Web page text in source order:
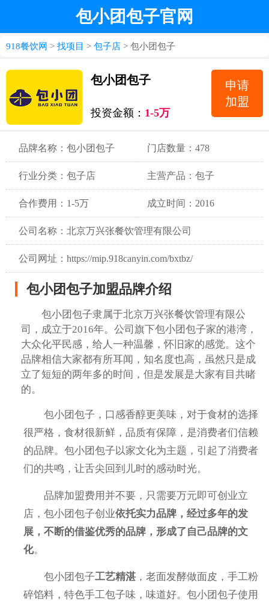
包小团包子官网
918餐饮网 > 找项目 > 包子店 > 包小团包子
包小团包子
投资金额： 1-5万
申请
加盟
品牌名称：包小团包子 门店数量：478
行业分类：包子店 主营产品：包子
合作费用：1-5万 成立时间：2016
公司名称：北京万兴张餐饮管理有限公司
公司网址：https://mip.918canyin.com/bxtbz/
包小团包子加盟品牌介绍
包小团包子隶属于北京万兴张餐饮管理有限公
司，成立于2016年。公司旗下包小团包子家的港湾，
大众化平民感，给人一种温馨，怀旧家的感觉。这个
品牌相信大家都有所耳闻，知名度也高，虽然只是成
立了短短的两年多的时间，但是发展是大家有目共睹
的。
包小团包子，口感香醇更美味，对于食材的选择
很严格，食材很新鲜，品质有保障，是消费者们信赖
的品牌。包小团包子以家文化为主题，引起了消费者
们的共鸣，让舌尖回到儿时的感动时光。
品牌加盟费用并不要，只需要万元即可创业立
店，包小团包子创业依托实力品牌，经过多年的发
展，不断的借鉴优秀的品牌，形成了自己品牌的文
化。
包小团包子工艺精湛 ，老面发酵做面皮，手工粉
碎馅料，特色手工包子味，味道好。包小团包子使用